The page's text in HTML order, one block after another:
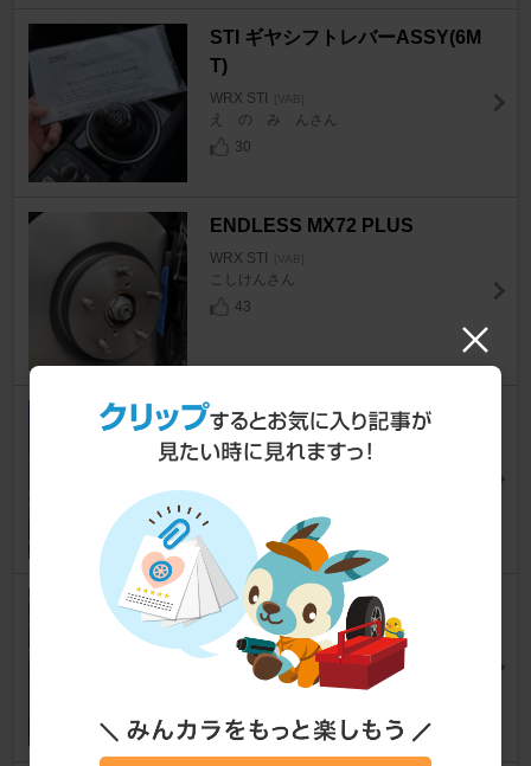
STI ギヤシフトレバーASSY(6M
T)
WRX STI [VAB]
え の み んさん
30
ENDLESS MX72 PLUS
WRX STI [VAB]
こしけんさん
43
DAVANTI PROTOURA RACE
WRX STI [VAB]
みーぽんぷさん
BRIDE IG TYPE
WRX STI [VAB]
え の み んさん